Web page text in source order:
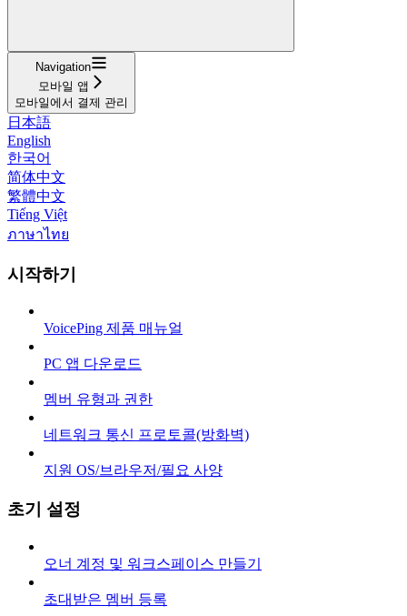
Navigation
모바일 앱
모바일에서 결제 관리
日本語
English
한국어
简体中文
繁體中文
Tiếng Việt
ภาษาไทย
시작하기
VoicePing 제품 매뉴얼
PC 앱 다운로드
멤버 유형과 권한
네트워크 통신 프로토콜(방화벽)
지원 OS/브라우저/필요 사양
초기 설정
오너 계정 및 워크스페이스 만들기
초대받은 멤버 등록